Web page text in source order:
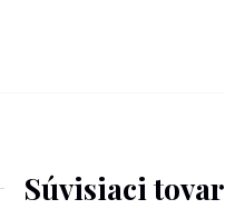
Súvisiaci tovar